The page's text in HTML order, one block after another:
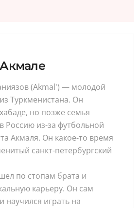
(Akmal') — молодой
Туркменистана. Он
но позже семья
Россию из-за футбольной
Акмаля. Он какое-то время
санкт-петербургский
по стопам брата и
карьеру. Он сам
научился играть на